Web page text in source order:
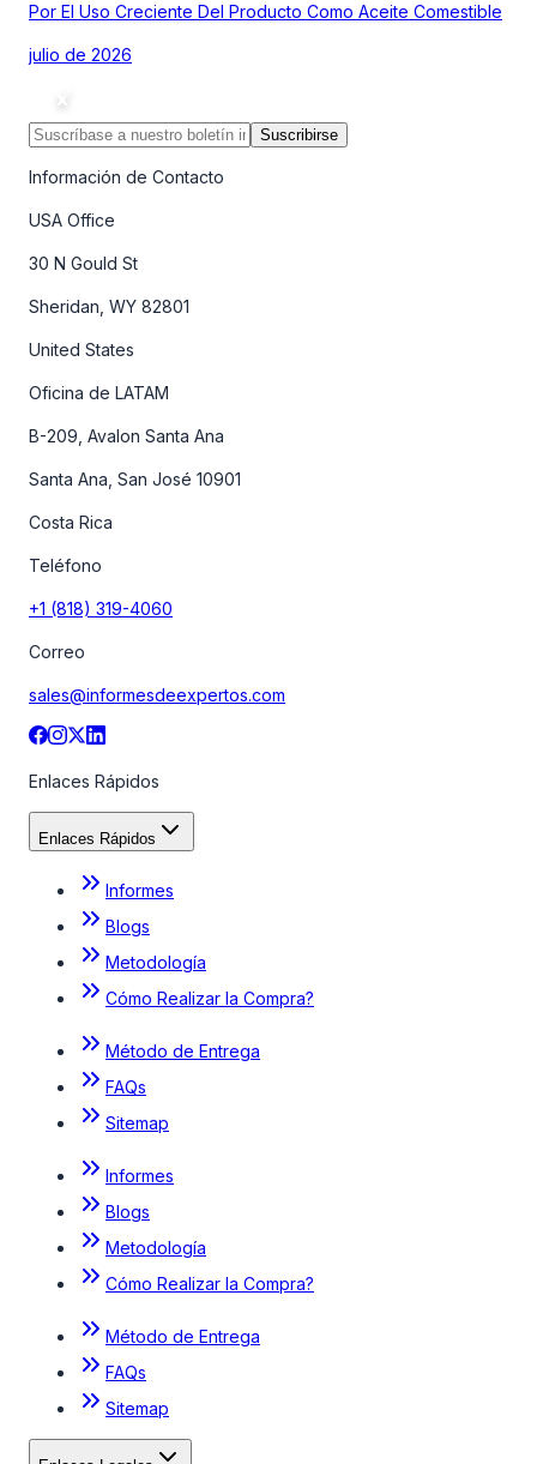
Por El Uso Creciente Del Producto Como Aceite Comestible
julio de 2026
Suscribirse
Información de Contacto
USA Office
30 N Gould St
Sheridan, WY 82801
United States
Oficina de LATAM
B-209, Avalon Santa Ana
Santa Ana, San José 10901
Costa Rica
Teléfono
+1 (818) 319-4060
Correo
sales@informesdeexpertos.com
Enlaces Rápidos
Enlaces Rápidos
Informes
Blogs
Metodología
Cómo Realizar la Compra?
Método de Entrega
FAQs
Sitemap
Informes
Blogs
Metodología
Cómo Realizar la Compra?
Método de Entrega
FAQs
Sitemap